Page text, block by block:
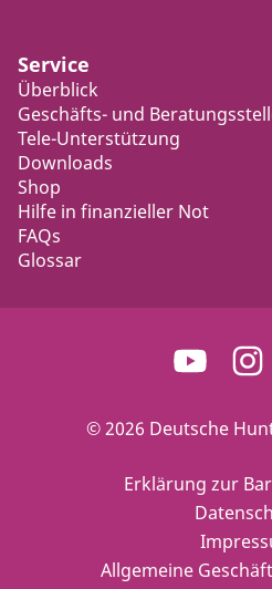
Service
Überblick
Geschäfts- und
Tele-Unterstützung
Downloads
Shop
Hilfe in finanzieller Not
FAQs
Glossar
© 2026 Deutsche
Erklärung zur
Allgemeine